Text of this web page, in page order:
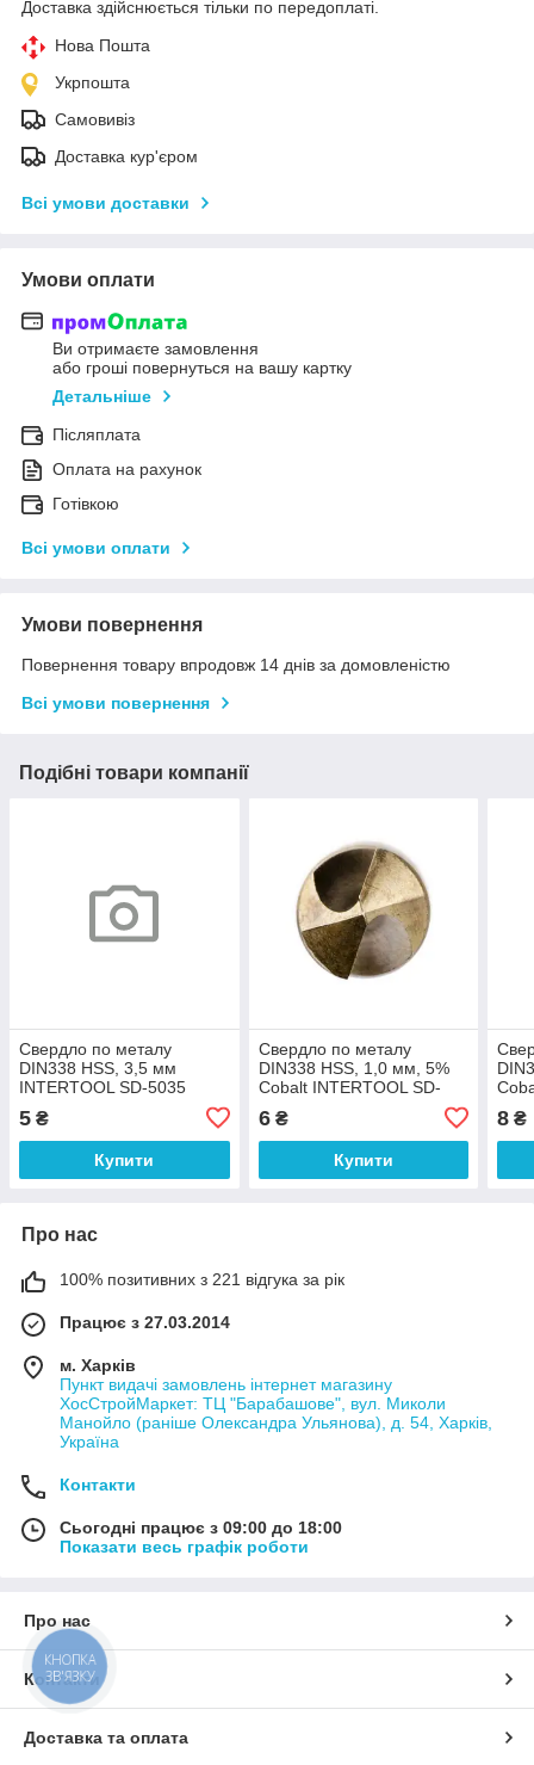
Доставка здійснюється тільки по передоплаті.
Нова Пошта
Укрпошта
Самовивіз
Доставка кур'єром
Всі умови доставки
Умови оплати
Ви отримаєте замовлення
або гроші повернуться на вашу картку
Детальніше
Післяплата
Оплата на рахунок
Готівкою
Всі умови оплати
Умови повернення
Повернення товару впродовж 14 днів за домовленістю
Всі умови повернення
Подібні товари компанії
Свердло по металу
DIN338 HSS, 3,5 мм
INTERTOOL SD-5035
5 ₴
Купити
Свердло по металу
DIN338 HSS, 1,0 мм, 5%
Cobalt INTERTOOL SD-
6₴
Купити
8 ₴
Про нас
100% позитивних з 221 відгука за рік
Працює з 27.03.2014
м. Харків
Пункт видачі замовлень інтернет магазину
ХосСтройМаркет: ТЦ "Барабашове", вул. Миколи
Манойло (раніше Олександра Ульянова), д. 54, Харків,
Україна
Контакти
Сьогодні працює з 09:00 до 18:00
Показати весь графік роботи
Про нас
Контакти
Доставка та оплата
КНОПКА
ЗВ'ЯЗКУ